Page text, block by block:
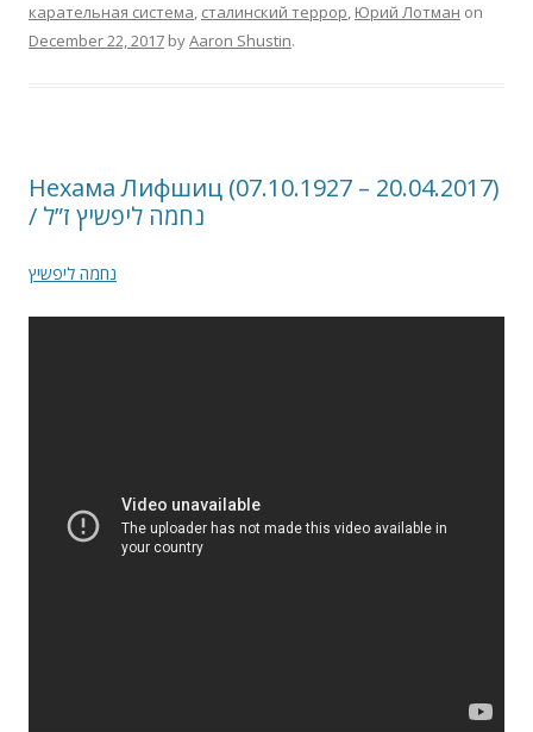
карательная система, сталинский террор, Юрий Лотман on
December 22, 2017 byAaron Shustin.
Нехама Лифшиц (07.10.1927 – 20.04.2017)
/ נחמה ליפשיץ ז”ל
נחמה ליפשיץ